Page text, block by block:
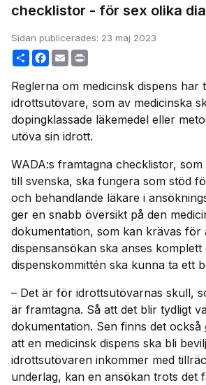
checklistor - för sex olika
Sidan publicerades: 23 maj 2023
ShareFacebook
Email
Reglerna om medicinsk dispens har
idrottsutövare, som av medicinska
dopingklassade läkemedel eller
utöva sin idrott.
WADA:s framtagna checklistor,
till svenska, ska fungera som stöd
och behandlande läkare i
ger en snabb översikt på den
dokumentation, som kan krävas för
dispensansökan ska anses
dispenskommittén ska kunna ta ett
– Det är för idrottsutövarnas skull,
är framtagna. Så att det blir tydligt
dokumentation. Sen finns det också
att en medicinsk dispens ska bli
idrottsutövaren inkommer med
underlag, kan en ansökan trots det